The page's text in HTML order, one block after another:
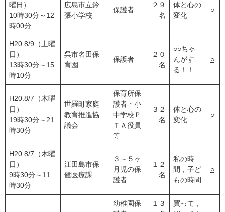
曜日）
10時30分～12
時00分
広島市立鈴
張小学校
保護者
２９
名
体と心の
変化
○
H20.8/9（土曜
日）
13時30分～15
時10分
呉市名田保
育園
保護者
２０
名
○○ちゃ
んがす
る！！
○
H20.8/7（木曜
日）
19時30分～21
時30分
世羅町家庭
教育推進協
議会
保育所保
護者・小
中学校Ｐ
ＴＡ役員
等
３２
名
体と心の
変化
○
H20.8/7（木曜
日）
9時30分～11
時30分
江田島市保
健医療課
３～５ヶ
月児の保
護者
１２
名
私の時
間，子ど
もの時間
○
幼稚園保
１３
買って，